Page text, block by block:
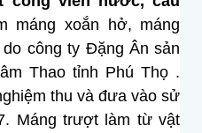
máng xoắn hở, máng
công ty Đặng Ân sản
Thao tỉnh Phú Thọ .
thu và đưa vào sử
Máng trượt làm từ vật